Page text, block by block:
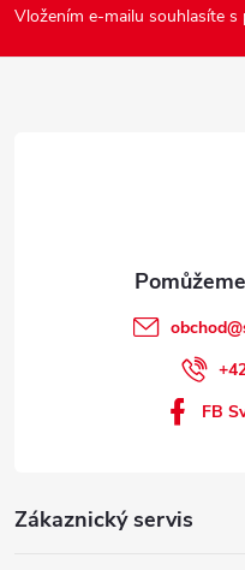
Vložením e-mailu souhlasíte s
Zákaznický servis
obchod@
FB